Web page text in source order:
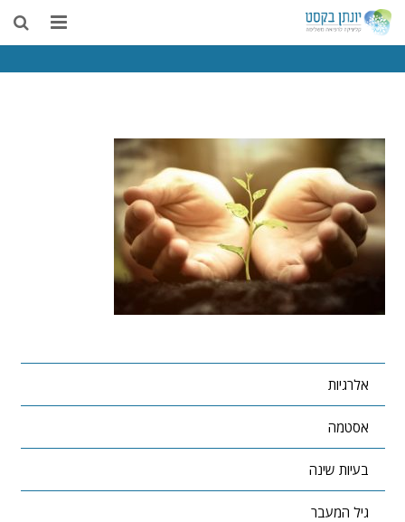
דיקור סיני
טיפולים נוספים
רפואה משלימה
אלרגיות
אסטמה
בעיות שינה
גיל המעבר